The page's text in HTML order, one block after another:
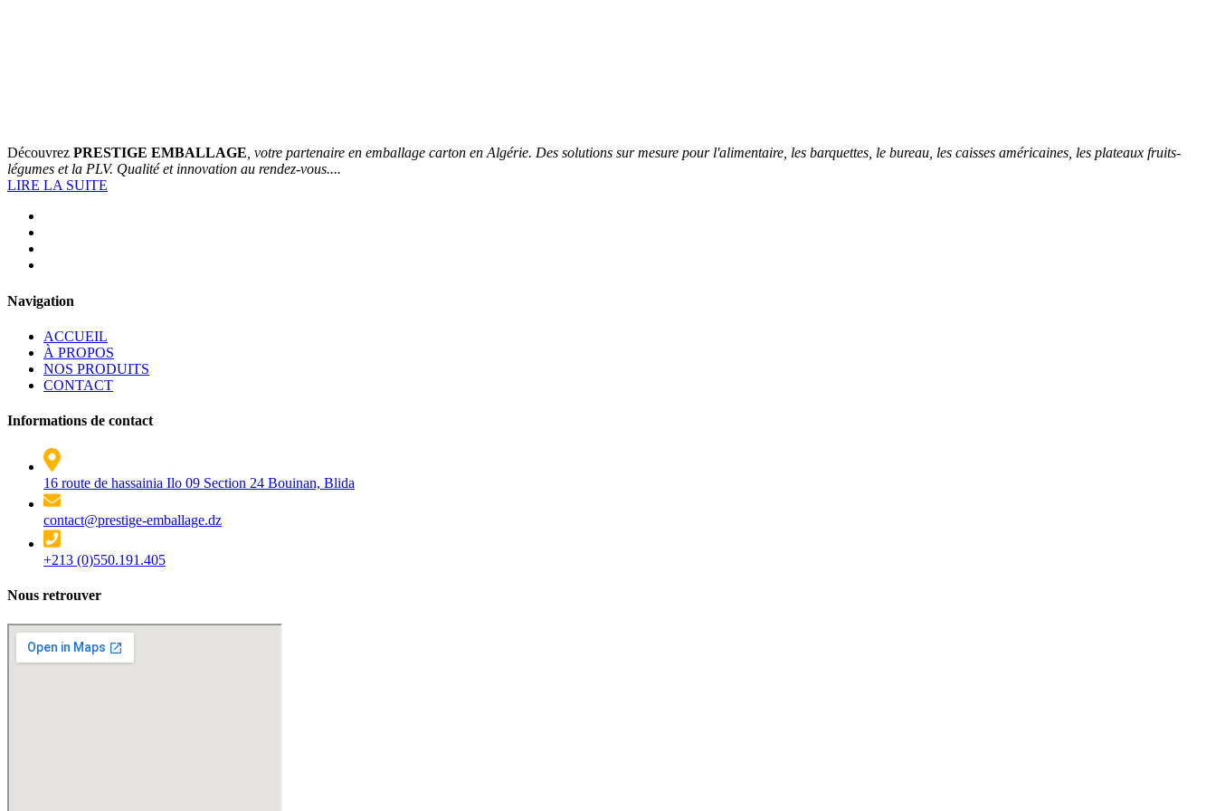
Découvrez PRESTIGE EMBALLAGE, votre partenaire en emballage carton en Algérie. Des solutions sur mesure pour l'alimentaire, les barquettes, le bureau, les caisses américaines, les plateaux fruits-
légumes et la PLV. Qualité et innovation au rendez-vous....
LIRE LA SUITE
Navigation
ACCUEIL
À PROPOS
NOS PRODUITS
CONTACT
Informations de contact
16 route de hassainia Ilo 09 Section 24 Bouinan, Blida
contact@prestige-emballage.dz
+213 (0)550.191.405
Nous retrouver